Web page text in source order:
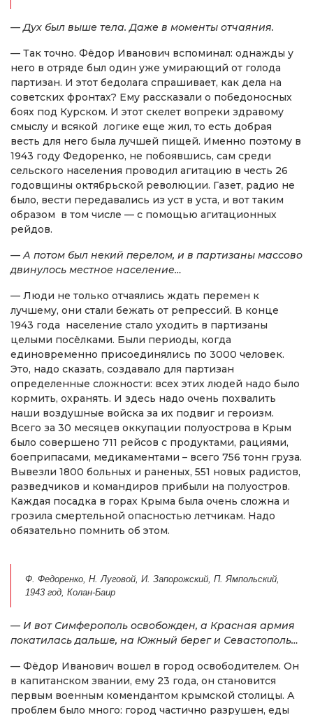
— Дух был выше тела. Даже в моменты отчаяния.
— Так точно. Фёдор Иванович вспоминал: однажды у
него в отряде был один уже умирающий от голода
партизан. И этот бедолага спрашивает, как дела на
советских фронтах? Ему рассказали о победоносных
боях под Курском. И этот скелет вопреки здравому
смыслу и всякой логике еще жил, то есть добрая
весть для него была лучшей пищей. Именно поэтому в
1943 году Федоренко, не побоявшись, сам среди
сельского населения проводил агитацию в честь 26
годовщины октябрьской революции. Газет, радио не
было, вести передавались из уст в уста, и вот таким
образом в том числе — с помощью агитационных
рейдов.
— А потом был некий перелом, и в партизаны массово
двинулось местное население…
— Люди не только отчаялись ждать перемен к
лучшему, они стали бежать от репрессий. В конце
1943 года население стало уходить в партизаны
целыми посёлками. Были периоды, когда
единовременно присоединялись по 3000 человек.
Это, надо сказать, создавало для партизан
определенные сложности: всех этих людей надо было
кормить, охранять. И здесь надо очень похвалить
наши воздушные войска за их подвиг и героизм.
Всего за 30 месяцев оккупации полуострова в Крым
было совершено 711 рейсов с продуктами, рациями,
боеприпасами, медикаментами – всего 756 тонн груза.
Вывезли 1800 больных и раненых, 551 новых радистов,
разведчиков и командиров прибыли на полуостров.
Каждая посадка в горах Крыма была очень сложна и
грозила смертельной опасностью летчикам. Надо
обязательно помнить об этом.
Ф. Федоренко, Н. Луговой, И. Запорожский, П. Ямпольский,
1943 год, Колан-Баир
— И вот Симферополь освобожден, а Красная армия
покатилась дальше, на Южный берег и Севастополь…
— Фёдор Иванович вошел в город освободителем. Он
в капитанском звании, ему 23 года, он становится
первым военным комендантом крымской столицы. А
проблем было много: город частично разрушен, еды